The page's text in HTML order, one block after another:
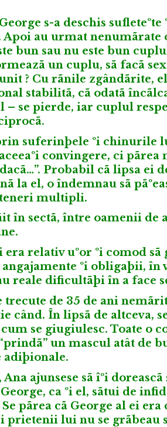
s-a deschis
Apoi au urmat
bun sau nu este bun
un cuplu, sã facã
? Cu rãnile zgândãrite,
stabilitã, cã odatã
– se pierde, iar cuplul
suferinþele ºi chinurile
convingere, ci pãrea
Probabil cã lipsa ei
la el, o îndemnau sã
multipli.
în sectã, între oamenii de
relativ uºor ºi comod sã
angajamente ºi obligaþii,
reale dificultãþi în a face
de 35 de ani
când. În lipsã de altceva,
se giugiulesc. Toate o
un mascul atât de
adiþionale.
ajunsese sã îºi
ca ºi el, sãtui de
pãrea cã George al ei
lui nu se grãbeau